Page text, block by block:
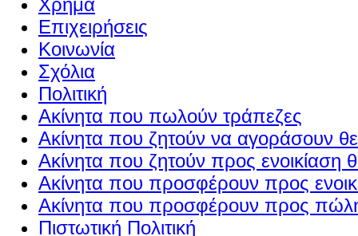
Επιχειρήσεις
Κοινωνία
Σχόλια
Πολιτική
Ακίνητα που πωλούν τράπεζες
Ακίνητα που ζητούν να αγοράσουν
Ακίνητα που ζητούν προς ενοικίαση
Ακίνητα που προσφέρουν προς
Ακίνητα που προσφέρουν προς
Πιστωτική Πολιτική